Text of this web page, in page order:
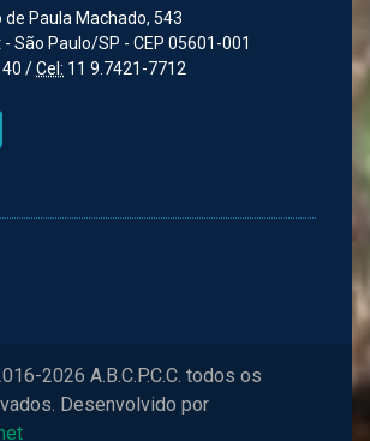
Paula Machado, 543
São Paulo/SP - CEP 05601-001
/Cel: 11 9.7421-7712
2026 A.B.C.P.C.C. todos os
Desenvolvido por